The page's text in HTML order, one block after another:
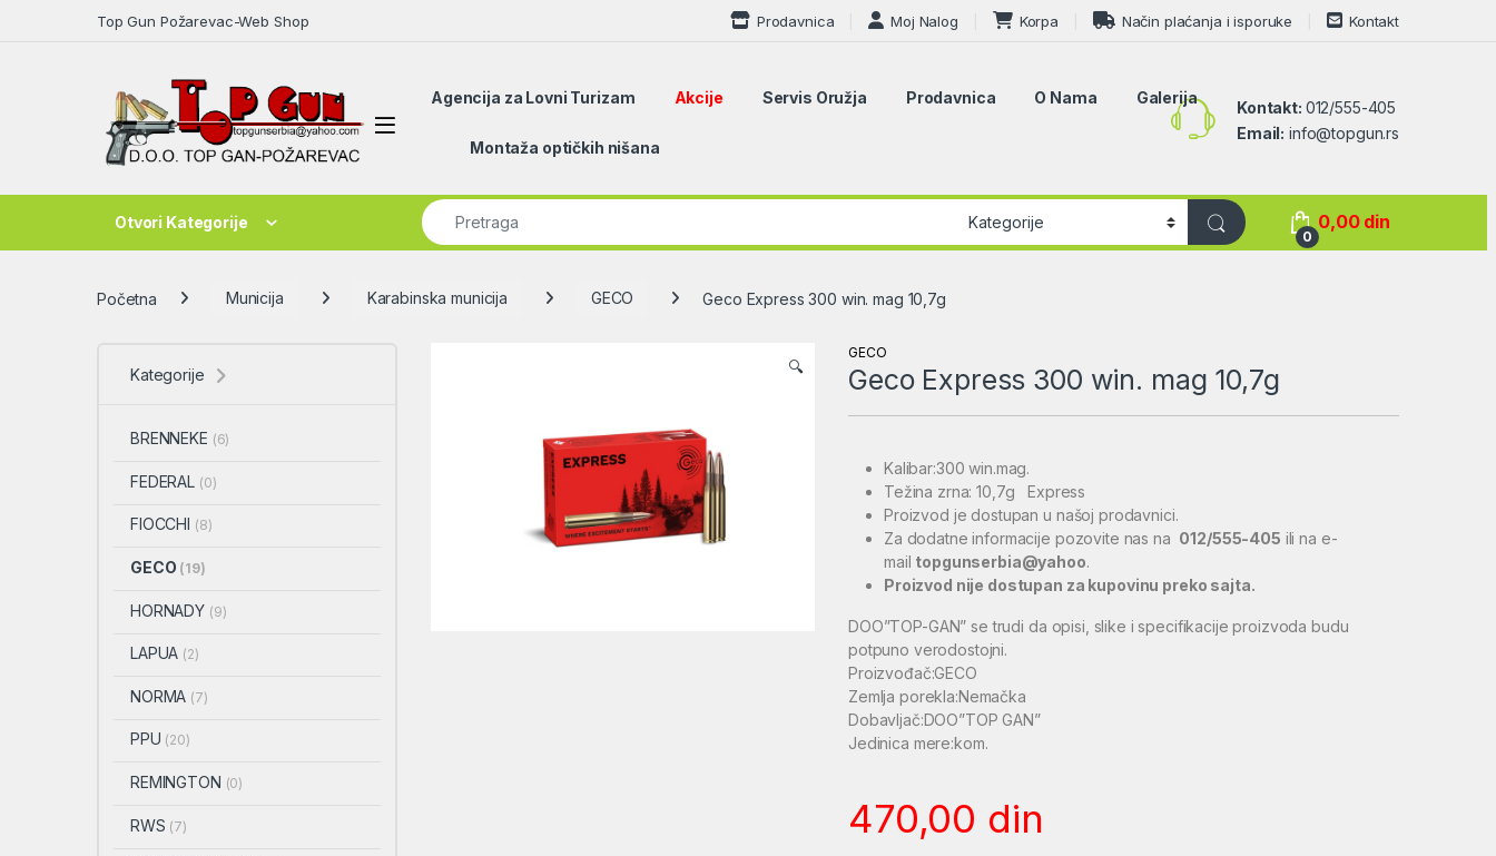
Top Gun Požarevac-Web Shop Prodavnica Moj Nalog Korpa Način plaćanja i isporuke Kontakt
Open
Agencija za Lovni Turizam Akcije Servis Oružja Prodavnica O Nama Galerija
Montaža optičkih nišana
Kontakt: 012/555-405
Email: info@topgun.rs
Otvori Kategorije
Search for:
0
0,00 din
Početna Municija Karabinska municija GECO Geco Express 300 win. mag 10,7g
🔍
GECO
Geco Express 300 win. mag 10,7g
Kalibar:300 win.mag.
Težina zrna: 10,7g Express
Proizvod je dostupan u našoj prodavnici.
Za dodatne informacije pozovite nas na 012/555-405 ili na e-
mail topgunserbia@yahoo.
Proizvod nije dostupan za kupovinu preko sajta.
DOO”TOP-GAN” se trudi da opisi, slike i specifikacije proizvoda budu
potpuno verodostojni.
Proizvođač:GECO
Zemlja porekla:Nemačka
Dobavljač:DOO”TOP GAN”
Jedinica mere:kom.
470,00 din
Kategorije
BRENNEKE (6)
FEDERAL (0)
FIOCCHI (8)
GECO (19)
HORNADY (9)
LAPUA (2)
NORMA (7)
PPU (20)
REMINGTON (0)
RWS (7)